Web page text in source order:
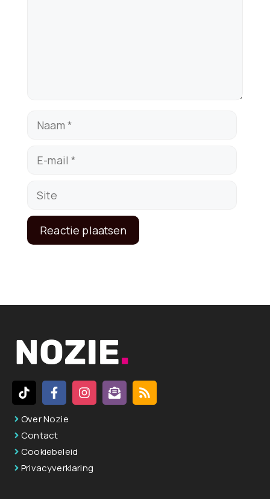
Naam
E-
mail
Site
e
n
a
i
v
e
:
Over Nozie
Contact
Cookiebeleid
Privacyverklaring